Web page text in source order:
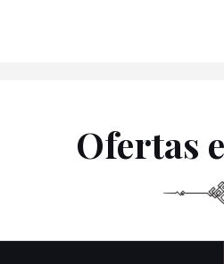
Ofertas